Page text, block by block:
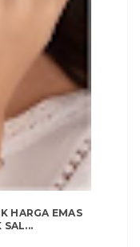
HARGA EMAS
SAL...